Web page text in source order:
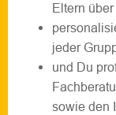
Eltern
jeder
und Du
sowie den